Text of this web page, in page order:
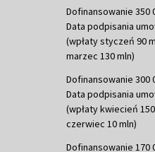
Dofinansowanie 350
Data podpisania
(wpłaty styczeń 90
marzec 130 mln)
Dofinansowanie 300
Data podpisania
(wpłaty kwiecień
czerwiec 10 mln)
Dofinansowanie 170